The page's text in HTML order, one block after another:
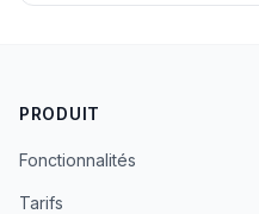
PRODUIT
Fonctionnalités
Tarifs